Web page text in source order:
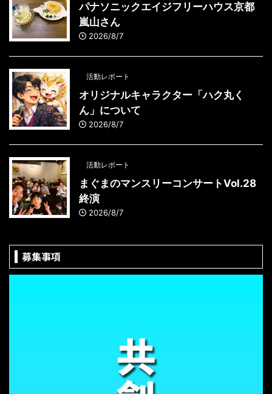
パナソニックエイジフリーハウス京都
嵐山さん
2026/8/7
活動レポート
オリジナルキャラクター「ハク丸く
ん」について
2026/8/7
活動レポート
まぐまのマンスリーコンサートVol.28
終演
2026/8/7
募集事項